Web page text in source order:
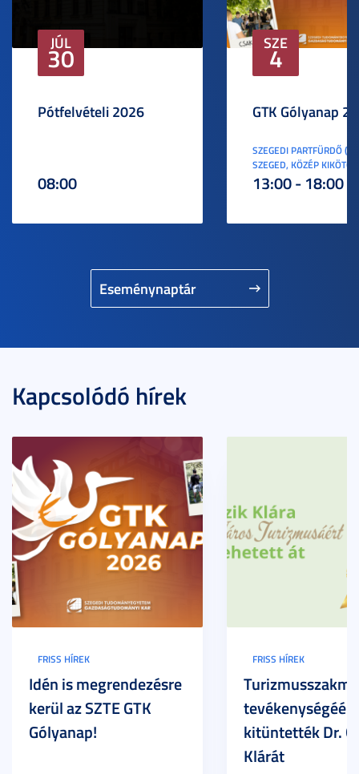
Eseménynaptár
JÚL
30
Pótfelvételi 2026
08:00
SZE
4
GTK Gólyanap
SZEGEDI PARTFÜRDŐ
SZEGED, KÖZÉP KIKÖTŐ
13:00 - 18:00
Kapcsolódó hírek
FRISS HÍREK
Idén is megrendezésre
kerül az SZTE GTK
Gólyanap!
FRISS HÍREK
tevékenységéért
kitüntették Dr.
Klárát